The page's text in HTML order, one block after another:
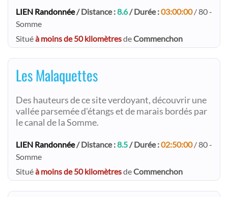
LIEN Randonnée/ Distance :8.6/ Durée :03:00:00/ 80 -
Somme
Situéà moins de 50 kilomètresdeCommenchon
Les Malaquettes
Des hauteurs de ce site verdoyant, découvrir une
vallée parsemée d'étangs et de marais bordés par
le canal de la Somme.
LIEN Randonnée/ Distance :8.5/ Durée :02:50:00/ 80 -
Somme
Situéà moins de 50 kilomètresdeCommenchon